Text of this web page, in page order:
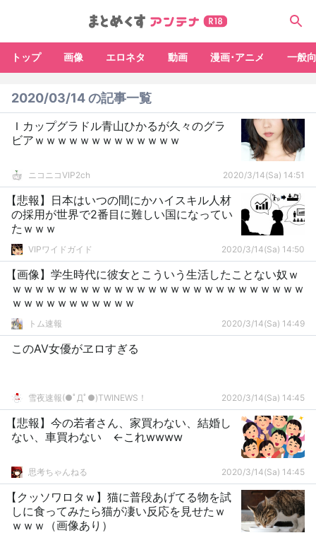
トップ 画像 エロネタ 動画 漫画･アニメ 一般
2020/03/14 の記事一覧
Ｉカップグラドル青山ひかるが久々のグラ
ビアｗｗｗｗｗｗｗｗｗｗｗｗｗ
ニコニコVIP2ch 2020/3/14(Sa) 14:51
【悲報】日本はいつの間にかハイスキル人材
の採用が世界で2番目に難しい国になってい
たｗｗｗ
VIPワイドガイド 2020/3/14(Sa) 14:50
【画像】学生時代に彼女とこういう生活したことない奴ｗ
ｗｗｗｗｗｗｗｗｗｗｗｗｗｗｗｗｗｗｗｗｗｗｗｗｗｗ
ｗｗｗｗｗｗｗｗｗｗｗ
トム速報 2020/3/14(Sa) 14:49
このAV女優がヱロすぎる
雪夜速報(●ﾟДﾟ●)TWINEWS！ 2020/3/14(Sa) 14:45
【悲報】今の若者さん、家買わない、結婚し
ない、車買わない ←これwwww
思考ちゃんねる 2020/3/14(Sa) 14:45
【クッソワロタｗ】猫に普段あげてる物を試
しに食ってみたら猫が凄い反応を見せたｗ
ｗｗｗ（画像あり）